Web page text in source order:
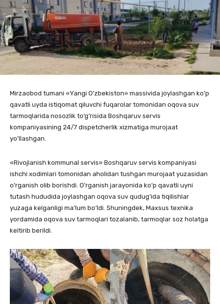
Mirzaobod tumani «Yangi O’zbekiston» massivida joylashgan ko’p
qavatli uyda istiqomat qiluvchi fuqarolar tomonidan oqova suv
tarmoqlarida nosozlik to’g’risida Boshqaruv servis
kompaniyasining 24/7 dispetcherlik xizmatiga murojaat
yo’llashgan.
«Rivojlanish kommunal servis» Boshqaruv servis kompaniyasi
ishchi xodimlari tomonidan aholidan tushgan murojaat yuzasidan
o’rganish olib borishdi. O’rganish jarayonida ko’p qavatli uyni
tutash hududida joylashgan oqova suv qudug’ida tiqilishlar
yuzaga kelganligi ma’lum bo’ldi. Shuningdek, Maxsus texnika
yordamida oqova suv tarmoqlari tozalanib, tarmoqlar soz holatga
keltirib berildi.